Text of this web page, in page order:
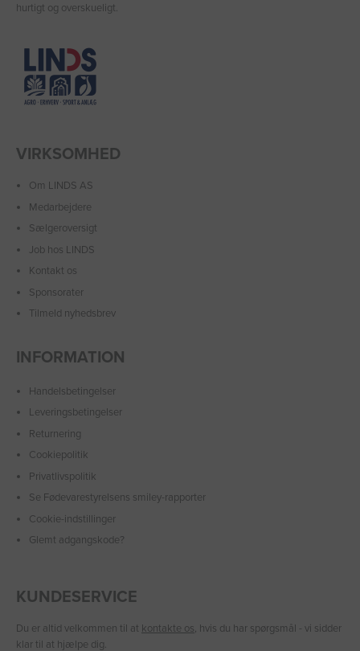
hurtigt og overskueligt.
VIRKSOMHED
Om LINDS AS
Medarbejdere
Sælgeroversigt
Job hos LINDS
Kontakt os
Sponsorater
Tilmeld nyhedsbrev
INFORMATION
Handelsbetingelser
Leveringsbetingelser
Returnering
Cookiepolitik
Privatlivspolitik
Se Fødevarestyrelsens smiley-rapporter
Cookie-indstillinger
Glemt adgangskode?
KUNDESERVICE
Du er altid velkommen til at kontakte os, hvis du har spørgsmål - vi sidder
klar til at hjælpe dig.